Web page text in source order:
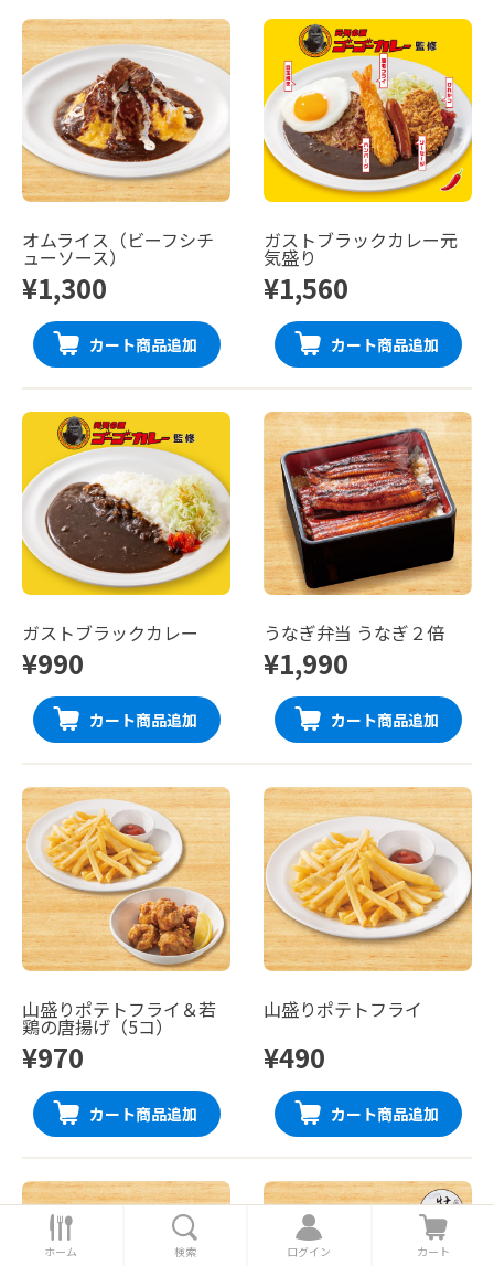
オムライス（ビーフシチ
ューソース）
¥1,300
カート商品追加
ガストブラックカレー元
気盛り
¥1,560
カート商品追加
ガストブラックカレー
¥990
カート商品追加
うなぎ弁当 うなぎ２倍
¥1,990
カート商品追加
山盛りポテトフライ＆若
鶏の唐揚げ（5コ）
¥970
カート商品追加
山盛りポテトフライ
¥490
カート商品追加
ホ
ー
ホーム 索
検索
ロ
グ
ログイン
カ
ー
カート